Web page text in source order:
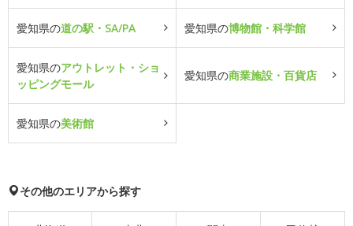
愛知県の道の駅・SA/PA 愛知県の博物館・科学館
愛知県のアウトレット・ショ
ッピングモール
愛知県の商業施設・百貨店
愛知県の美術館
その他のエリアから探す